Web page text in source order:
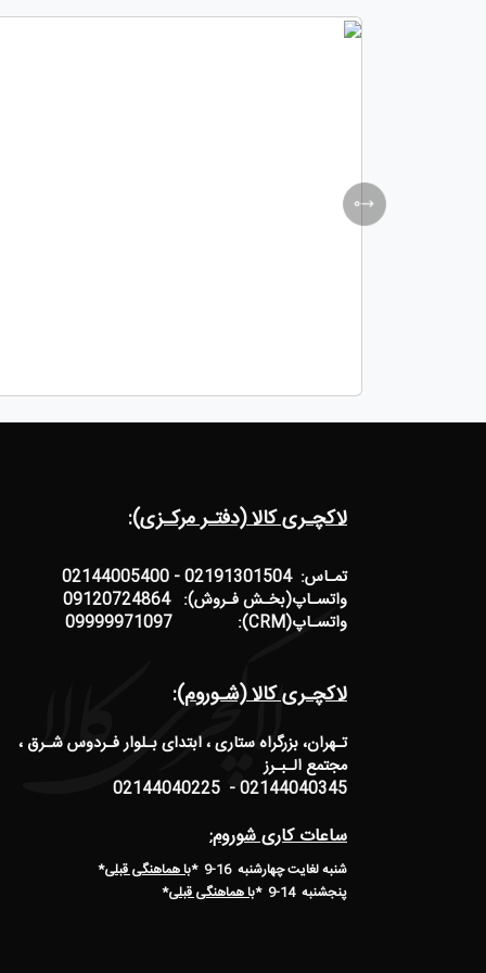
لاکچـری کالا (دفتـر مرکـزی):
تمـاس: 02191301504 - 02144005400
واتسـاپ(بخـش فـروش): 09120724864
واتسـاپ(CRM): 09999971097
لاکچـری کالا (شـوروم):
تـهران، بزرگراه ستاری ، ابتدای بـلوار فـردوس شـرق ،
مجتمع الـبـرز
02144040345 - 02144040225
ساعات کاری شوروم:
شنبه لغایت چهارشنبه 16-9 * با هماهنگی قبلی*
پنجشنبه 14-9
*با هماهنگی قبلی*